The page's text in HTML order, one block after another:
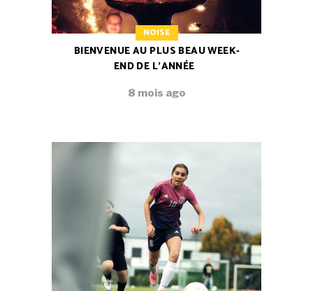
NOISE
BIENVENUE AU PLUS BEAU WEEK-
END DE L’ANNÉE
8 mois ago